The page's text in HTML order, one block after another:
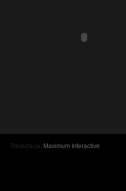
Realizacja: Maximum Interactive